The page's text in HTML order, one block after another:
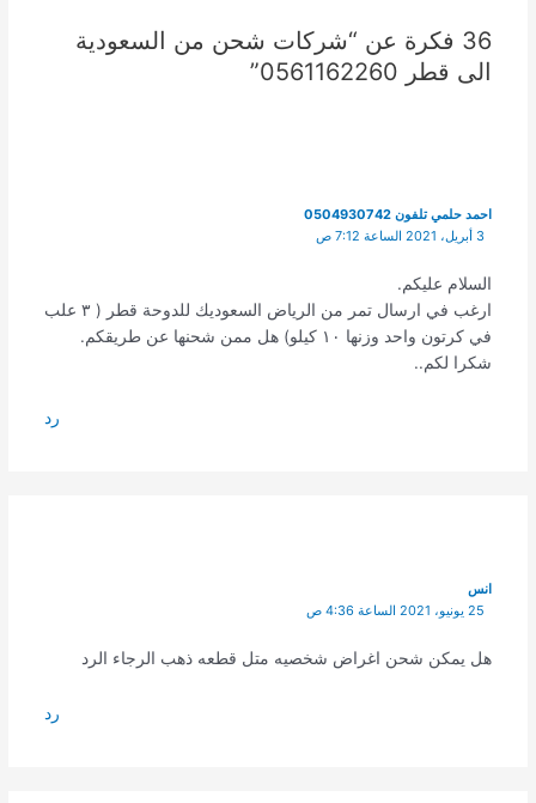
36 فكرة عن “شركات شحن من السعودية
الى قطر 0561162260”
احمد حلمي تلفون 0504930742
3 أبريل، 2021 الساعة 7:12 ص
السلام عليكم.
ارغب في ارسال تمر من الرياض السعوديك للدوحة قطر ( ٣ علب
في كرتون واحد وزنها ١٠ كيلو) هل ممن شحنها عن طريقكم.
شكرا لكم..
رد
انس
25 يونيو، 2021 الساعة 4:36 ص
هل يمكن شحن اغراض شخصيه متل قطعه ذهب الرجاء الرد
رد